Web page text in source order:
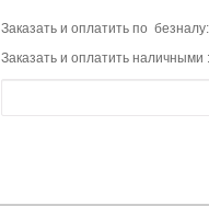
Заказать и оплатить по
Заказать и оплатить наличными